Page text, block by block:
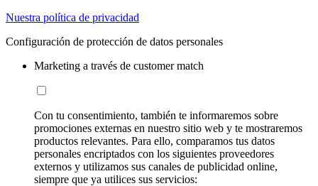
Nuestra política de privacidad
Configuración de protección de datos personales
Marketing a través de customer match
Con tu consentimiento, también te informaremos sobre
promociones externas en nuestro sitio web y te mostraremos
productos relevantes. Para ello, comparamos tus datos
personales encriptados con los siguientes proveedores
externos y utilizamos sus canales de publicidad online,
siempre que ya utilices sus servicios: